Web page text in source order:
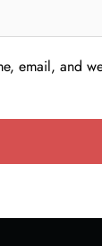
email, and